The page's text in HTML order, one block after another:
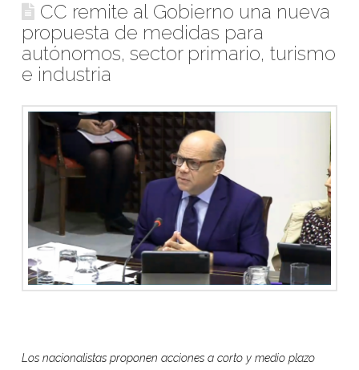
CC remite al Gobierno una nueva
propuesta de medidas para
autónomos, sector primario, turismo
e industria
Los nacionalistas proponen acciones a corto y medio plazo